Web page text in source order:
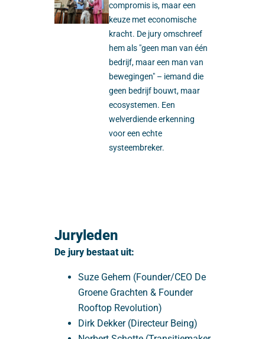
compromis is, maar een
keuze met economische
kracht. De jury omschreef
hem als "geen man van één
bedrijf, maar een man van
bewegingen" – iemand die
geen bedrijf bouwt, maar
ecosystemen. Een
welverdiende erkenning
voor een echte
systeembreker.
Juryleden
De jury bestaat uit:
Suze Gehem (Founder/CEO De
Groene Grachten & Founder
Rooftop Revolution)
Dirk Dekker (Directeur Being)